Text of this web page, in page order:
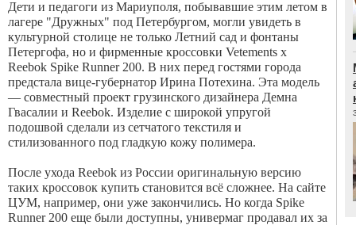
Дети и педагоги из Мариуполя, побывавшие этим летом в
лагере "Дружных" под Петербургом, могли увидеть в
культурной столице не только Летний сад и фонтаны
Петергофа, но и фирменные кроссовки Vetements x
Reebok Spike Runner 200. В них перед гостями города
предстала вице-губернатор Ирина Потехина. Эта модель
— совместный проект грузинского дизайнера Демна
Гвасалии и Reebok. Изделие с широкой упругой
подошвой сделали из сетчатого текстиля и
стилизованного под гладкую кожу полимера.
После ухода Reebok из России оригинальную версию
таких кроссовок купить становится всё сложнее. На сайте
ЦУМ, например, они уже закончились. Но когда Spike
Runner 200 еще были доступны, универмаг продавал их за